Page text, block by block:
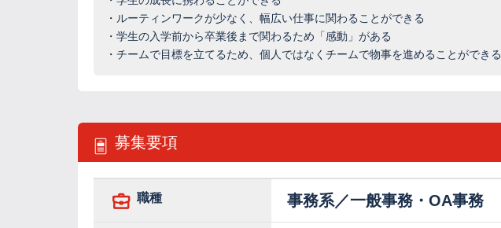
・ルーティンワークが少なく、幅広い仕事に関わることができる
・学生の入学前から卒業後まで関わるため「感動」がある
・チームで目標を立てるため、個人ではなくチームで物事を進めることができる
募集要項
職種 事務系／一般事務・OA事務